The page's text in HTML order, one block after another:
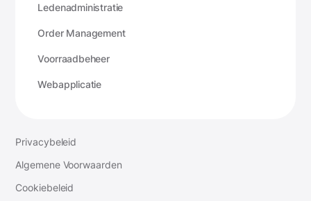
Ledenadministratie
Order Management
Voorraadbeheer
Webapplicatie
Privacybeleid
Algemene Voorwaarden
Cookiebeleid